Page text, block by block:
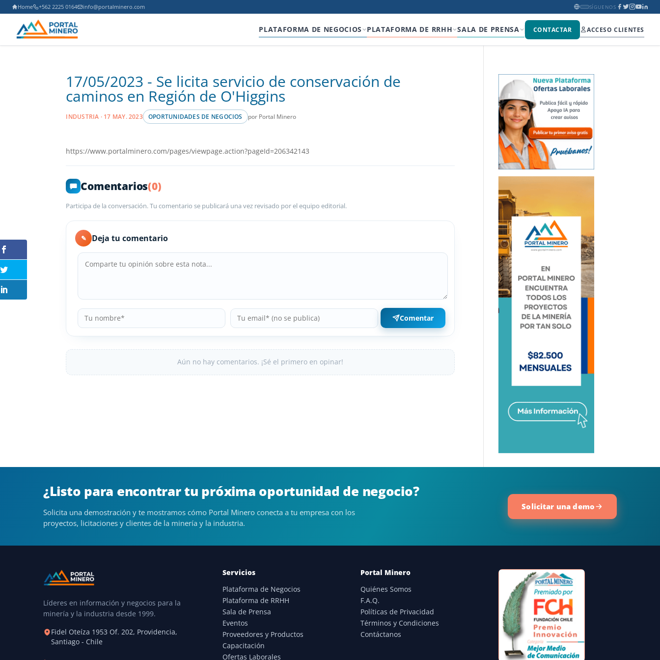
Home +562 2225 0164 info@portalminero.com SÍGUENOS
PLATAFORMA DE NEGOCIOS PLATAFORMA DE RRHH SALA DE PRENSA CONTACTAR ACCESO CLIENTES
17/05/2023 - Se licita servicio de conservación de
caminos en Región de O'Higgins
INDUSTRIA · 17 MAY. 2023 OPORTUNIDADES DE NEGOCIOS por Portal Minero
https://www.portalminero.com/pages/viewpage.action?pageId=206342143
Comentarios(0)
Participa de la conversación. Tu comentario se publicará una vez revisado por el equipo editorial.
✎ Deja tu comentario
Comentar
Aún no hay comentarios. ¡Sé el primero en opinar!
¿Listo para encontrar tu próxima oportunidad de negocio?
Solicita una demostración y te mostramos cómo Portal Minero conecta a tu empresa con los
proyectos, licitaciones y clientes de la minería y la industria.
Solicitar una demo
Líderes en información y negocios para la
minería y la industria desde 1999.
Fidel Oteíza 1953 Of. 202, Providencia,
Santiago - Chile
Servicios
Plataforma de Negocios
Plataforma de RRHH
Sala de Prensa
Eventos
Proveedores y Productos
Capacitación
Ofertas Laborales
Portal Minero
Quiénes Somos
F.A.Q.
Políticas de Privacidad
Términos y Condiciones
Contáctanos